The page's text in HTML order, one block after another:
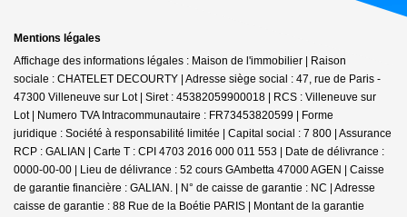
Mentions légales
Affichage des informations légales : Maison de l'immobilier | Raison
sociale : CHATELET DECOURTY | Adresse siège social : 47, rue de Paris -
47300 Villeneuve sur Lot | Siret : 45382059900018 | RCS : Villeneuve sur
Lot | Numero TVA Intracommunautaire : FR73453820599 | Forme
juridique : Société à responsabilité limitée | Capital social : 7 800 | Assurance
RCP : GALIAN | Carte T : CPI 4703 2016 000 011 553 | Date de délivrance :
0000-00-00 | Lieu de délivrance : 52 cours GAmbetta 47000 AGEN | Caisse
de garantie financière : GALIAN. | N° de caisse de garantie : NC | Adresse
caisse de garantie : 88 Rue de la Boétie PARIS | Montant de la garantie